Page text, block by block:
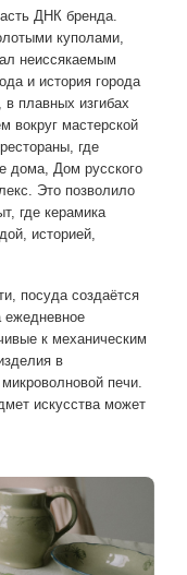
ДНК бренда.
куполами,
неиссякаемым
и история города
плавных изгибах
вокруг мастерской
где
дома, Дом русского
Это позволило
где керамика
историей,
посуда создаётся
ежедневное
к механическим
в
печи.
искусства может